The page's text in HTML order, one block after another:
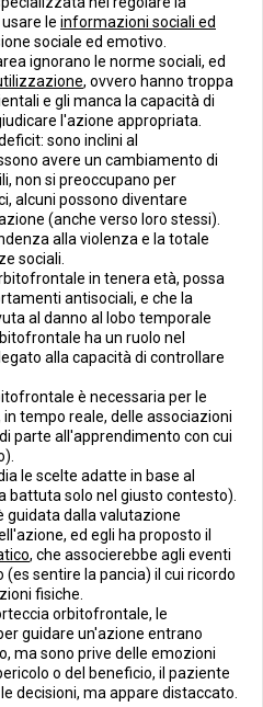
le informazioni sociali ed
sociale ed emotivo.
ignorano le norme sociali, ed
, ovvero hanno troppa
e gli manca la capacità di
l'azione appropriata.
sono inclini al
avere un cambiamento di
non si preoccupano per
alcuni possono diventare
(anche verso loro stessi).
alla violenza e la totale
sociali.
in tenera età, possa
antisociali, e che la
al danno al lobo temporale
ha un ruolo nel
alla capacità di controllare
è necessaria per le
tempo reale, delle associazioni
parte all'apprendimento con cui
le scelte adatte in base al
battuta solo nel giusto contesto).
guidata dalla valutazione
ed egli ha proposto il
, che associerebbe agli eventi
sentire la pancia) il cui ricordo
fisiche.
orbitofrontale, le
guidare un'azione entrano
ma sono prive delle emozioni
o del beneficio, il paziente
decisioni, ma appare distaccato.